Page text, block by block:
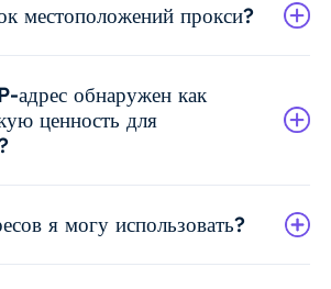
местоположений прокси?
адрес обнаружен как
ценность для
я могу использовать?